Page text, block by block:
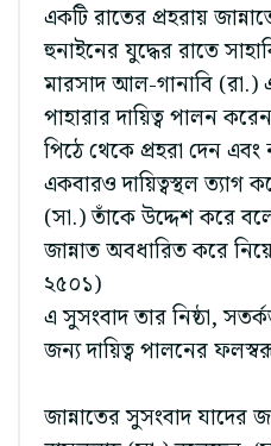
একটি রাতের প্রহরায়
হুনাইনের যুদ্ধের রাতে
মারসাদ আল-গানাবি (রা.)
পাহারার দায়িত্ব পালন
পিঠে থেকে প্রহরা দেন
একবারও দায়িত্বস্থল ত্যাগ
(সা.) তাঁকে উদ্দেশ করে
জান্নাত অবধারিত করে
২৫০১)
এ সুসংবাদ তার নিষ্ঠা,
জন্য দায়িত্ব পালনের
জান্নাতের সুসংবাদ যাদের